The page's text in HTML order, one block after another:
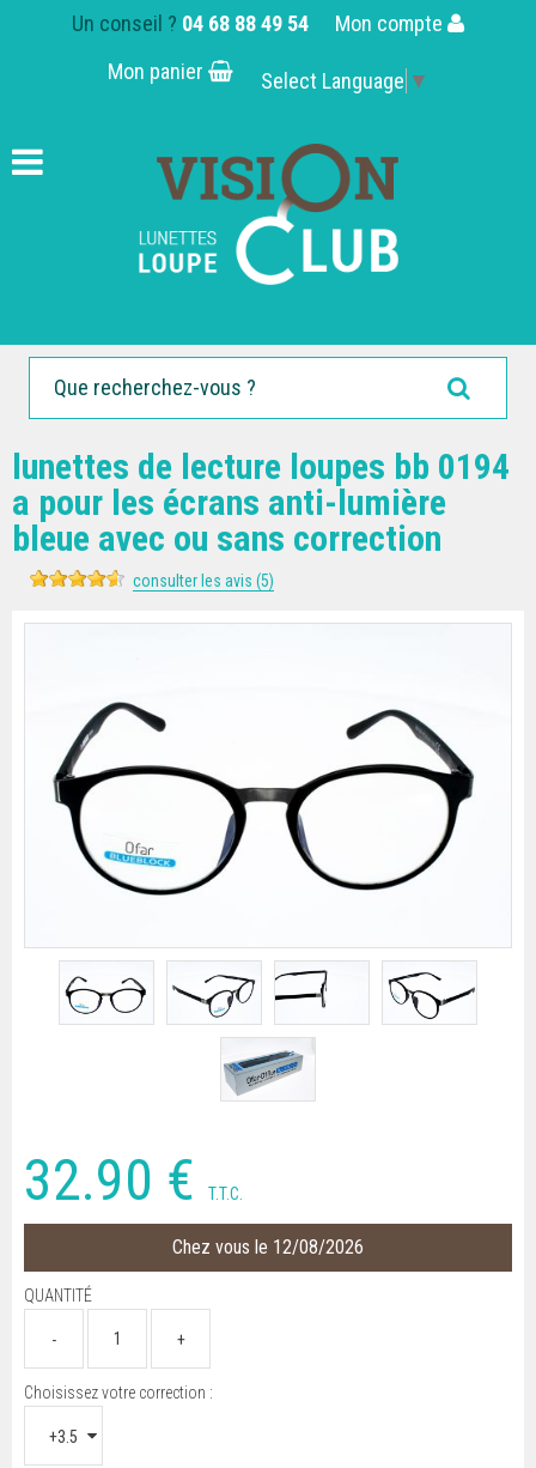
Un conseil ? 04 68 88 49 54
Mon compte
Mon panier
Select Language ▼
lunettes de lecture loupes bb 0194
a pour les écrans anti-lumière
bleue avec ou sans correction
consulter les avis (5)
32.90 € T.T.C.
Chez vous le 12/08/2026
QUANTITÉ
Choisissez votre correction :